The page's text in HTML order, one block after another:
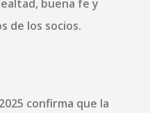
lealtad, buena fe y
de los socios.
confirma que la